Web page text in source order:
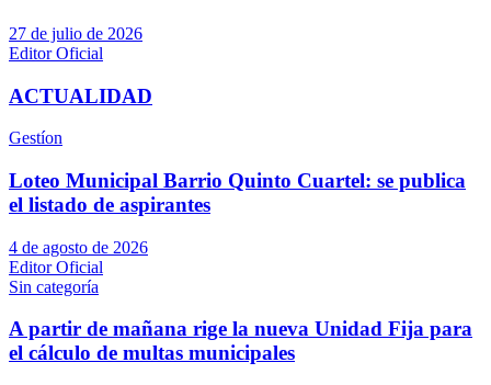
27 de julio de 2026
Editor Oficial
ACTUALIDAD
Gestíon
Loteo Municipal Barrio Quinto Cuartel: se publica
el listado de aspirantes
4 de agosto de 2026
Editor Oficial
Sin categoría
A partir de mañana rige la nueva Unidad Fija para
el cálculo de multas municipales